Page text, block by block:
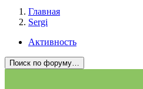
Главная
Sergi
Активность
Поиск по форуму…